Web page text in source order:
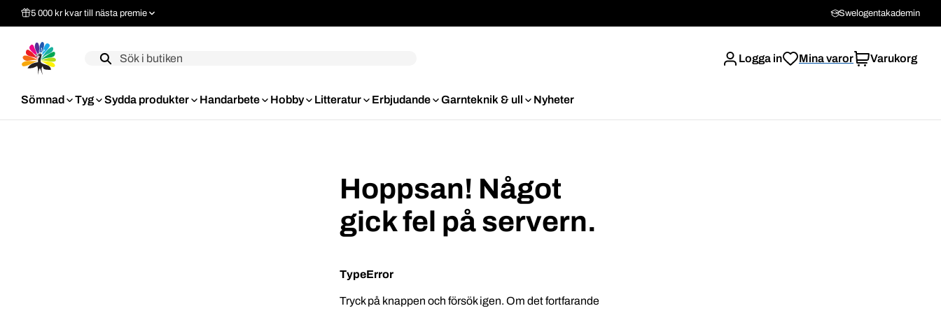
5 000 kr kvar till nästa premie Swelogentakademin
Label Logga in Mina varor Varukorg
Sömnad Tyg Sydda produkter Handarbete Hobby Litteratur Erbjudande Garnteknik & ull Nyheter
Hoppsan! Något
gick fel på servern.
TypeError
Tryck på knappen och försök igen. Om det fortfarande